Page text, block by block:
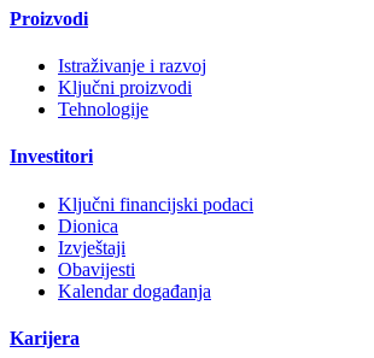
Proizvodi
Istraživanje i razvoj
Ključni proizvodi
Tehnologije
Investitori
Ključni financijski podaci
Dionica
Izvještaji
Obavijesti
Kalendar događanja
Karijera